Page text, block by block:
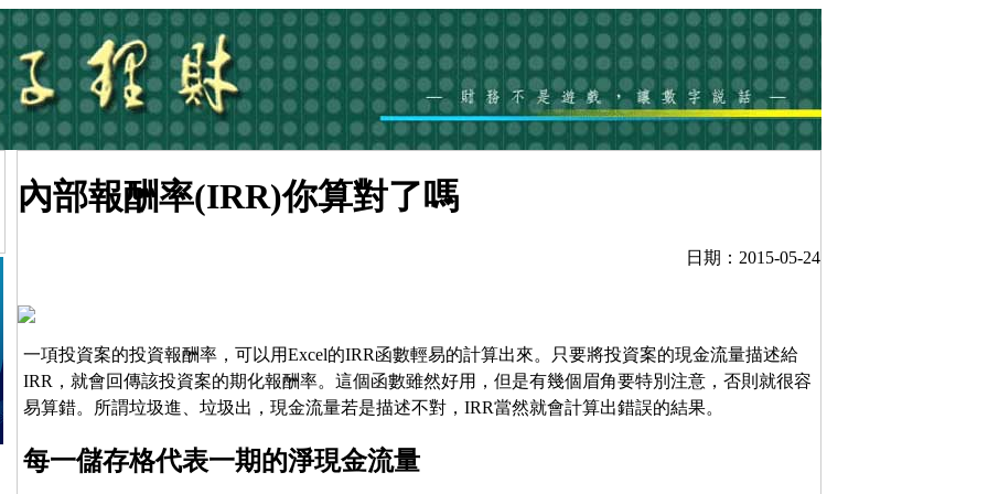
內部報酬率(IRR)你算對了嗎
日期：2015-05-24
一項投資案的投資報酬率，可以用Excel的IRR函數輕易的計算出來。只要將投資案的現金流量描述給
IRR，就會回傳該投資案的期化報酬率。這個函數雖然好用，但是有幾個眉角要特別注意，否則就很容
易算錯。所謂垃圾進、垃圾出，現金流量若是描述不對，IRR當然就會計算出錯誤的結果。
每一儲存格代表一期的淨現金流量